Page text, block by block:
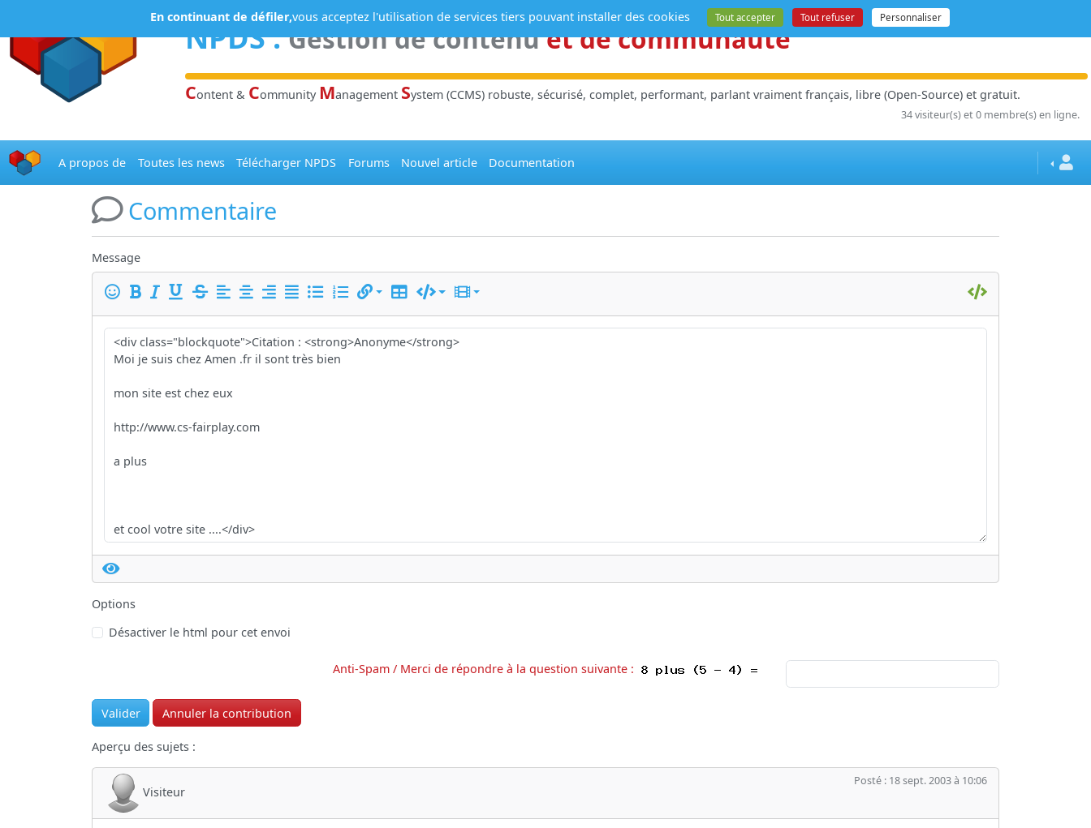
NPDS:Gestion de contenuet de communauté
Content & Community Management System (CCMS) robuste, sécurisé, complet, performant, parlant vraiment français, libre (Open-Source) et gratuit.
34 visiteur(s) et 0 membre(s) en ligne.
A propos de Toutes les news Télécharger NPDS Forums Nouvel article Documentation
Commentaire
Message
Options
Désactiver le html pour cet envoi
Anti-Spam / Merci de répondre à la question suivante :
Aperçu des sujets :
Visiteur
Posté : 18 sept. 2003 à 10:06
En continuant de défiler,vous acceptez l'utilisation de services tiers pouvant installer des cookies Tout accepter Tout refuser Personnaliser